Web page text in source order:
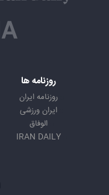
روزنامه ها
روزنامه ایران
ایران ورزشی
الوفاق
IRAN DAILY